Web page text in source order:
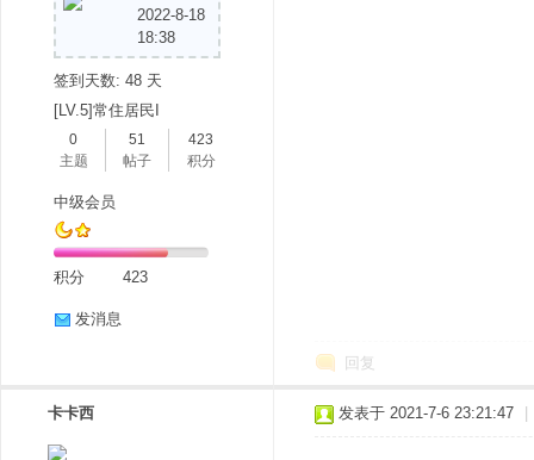
2022-8-18
18:38
签到天数: 48 天
[LV.5]常住居民I
0
主题
51
帖子
423
积分
中级会员
积分 423
发消息
回复
卡卡西 发表于 2021-7-6 23:21:47